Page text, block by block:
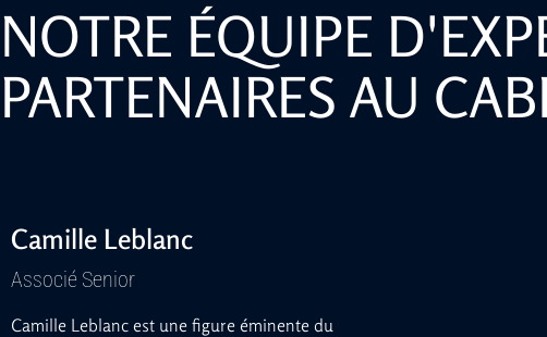
NOTRE ÉQUIPE
PARTENAIRES AU
Camille Leblanc
Associé Senior
Camille Leblanc est une figure éminente du